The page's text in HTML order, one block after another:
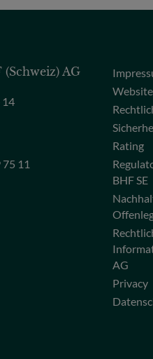
AG
14
11
Rating
BHF SE
AG
Privacy